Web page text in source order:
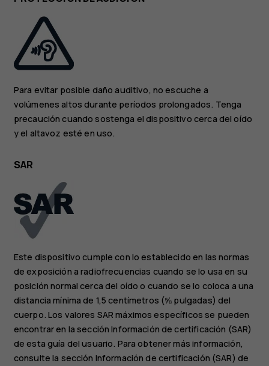
Para evitar posible daño auditivo, no escuche a
volúmenes altos durante períodos prolongados. Tenga
precaución cuando sostenga el dispositivo cerca del oído
y el altavoz esté en uso.
SAR
Este dispositivo cumple con lo establecido en las normas
de exposición a radiofrecuencias cuando se lo usa en su
posición normal cerca del oído o cuando se lo coloca a una
distancia mínima de 1,5 centímetros (⅝ pulgadas) del
cuerpo. Los valores SAR máximos específicos se pueden
encontrar en la sección Información de certificación (SAR)
de esta guía del usuario. Para obtener más información,
consulte la sección Información de certificación (SAR) de